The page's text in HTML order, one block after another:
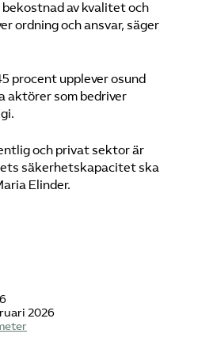
av kvalitet och
ordning och ansvar, säger
procent upplever osund
aktörer som bedriver
och privat sektor är
säkerhetskapacitet ska
Elinder.
2026